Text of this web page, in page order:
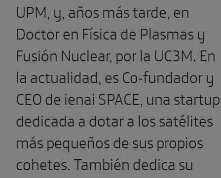
UPM, y, años más tarde, en
Doctor en Física de Plasmas y
Fusión Nuclear, por la UC3M. En
la actualidad, es Co-fundador y
CEO de ienai SPACE, una startup
dedicada a dotar a los satélites
más pequeños de sus propios
cohetes. También dedica su